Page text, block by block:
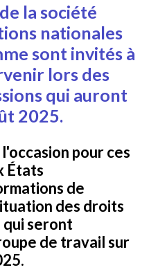
la société
nationales
sont invités à
lors des
qui auront
2025.
pour ces
États
de
des droits
qui seront
de travail sur